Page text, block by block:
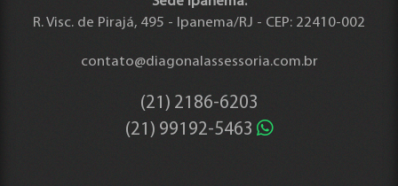
R. Visc. de Pirajá, 495 - Ipanema/RJ - CEP: 22410-002
contato@diagonalassessoria.com.br
(21) 2186-6203
(21) 99192-5463